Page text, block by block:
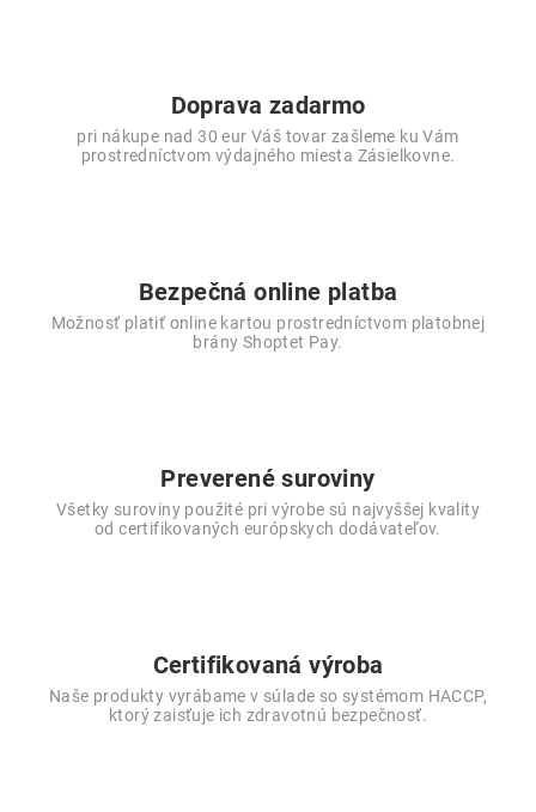
v
ý
Doprava zadarmo
pri nákupe nad 30 eur Váš tovar zašleme ku Vám
prostredníctvom výdajného miesta Zásielkovne.
Bezpečná online platba
Možnosť platiť online kartou prostredníctvom platobnej
brány Shoptet Pay.
Preverené suroviny
Všetky suroviny použité pri výrobe sú najvyššej kvality
od certifikovaných európskych dodávateľov.
Certifikovaná výroba
Naše produkty vyrábame v súlade so systémom HACCP,
ktorý zaisťuje ich zdravotnú bezpečnosť.